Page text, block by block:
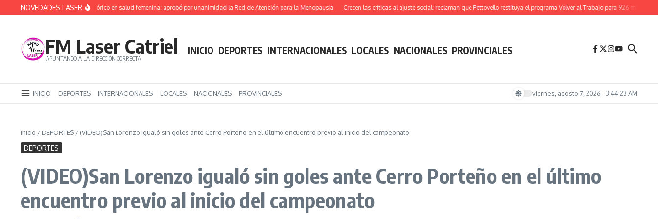
Saltar al contenido
NOVEDADES LASER
Río Negro da un paso histórico en salud femenina: aprobó por unanimidad la Red de Atención para la Menopausia Crecen las críticas al ajuste social: reclaman que Pettovello restituya el programa Volver al Trabajo para 926 mil familias
FM Laser Catriel
APUNTANDO A LA DIRECCIÓN CORRECTA
INICIO DEPORTES INTERNACIONALES LOCALES NACIONALES PROVINCIALES
INICIO DEPORTES INTERNACIONALES LOCALES NACIONALES PROVINCIALES viernes, agosto 7, 2026 3:44:24 AM
Inicio / DEPORTES / (VIDEO)San Lorenzo igualó sin goles ante Cerro Porteño en el último encuentro previo al inicio del campeonato
DEPORTES
(VIDEO)San Lorenzo igualó sin goles ante Cerro Porteño en el último
encuentro previo al inicio del campeonato